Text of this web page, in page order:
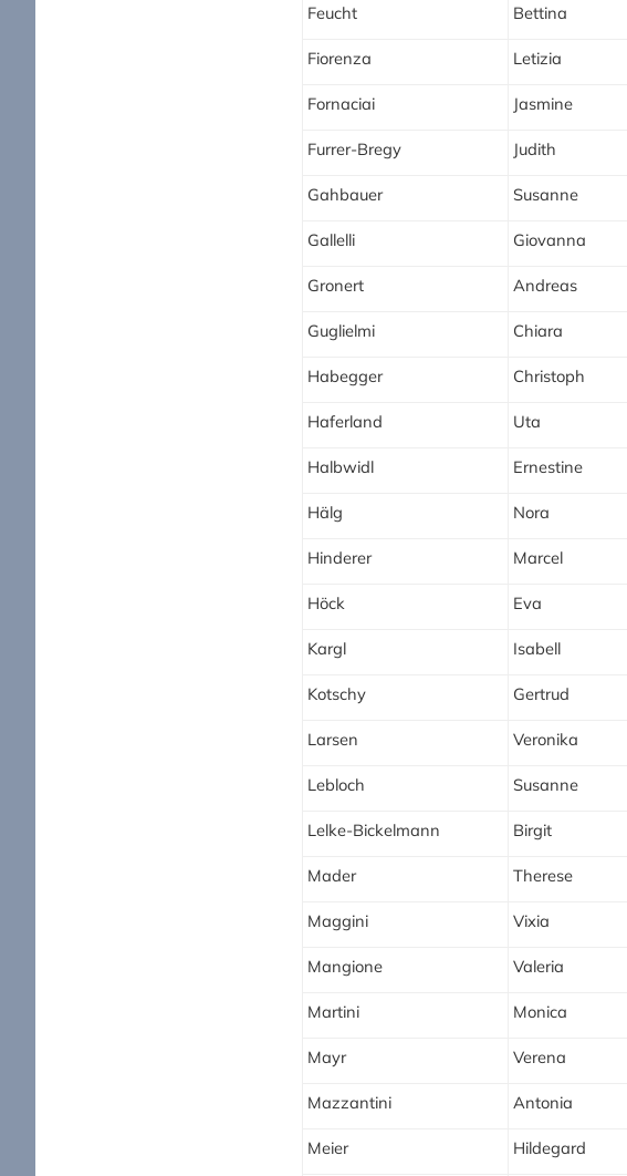
Feucht Bettina
Fiorenza Letizia
Fornaciai Jasmine
Furrer-Bregy Judith
Gahbauer Susanne
Gallelli Giovanna
Gronert Andreas
Guglielmi Chiara
Habegger Christoph
Haferland Uta
Halbwidl Ernestine
Hälg Nora
Hinderer Marcel
Höck Eva
Kargl Isabell
Kotschy Gertrud
Larsen Veronika
Lebloch Susanne
Lelke-Bickelmann Birgit
Mader Therese
Maggini Vixia
Mangione Valeria
Martini Monica
Mayr Verena
Mazzantini Antonia
Meier Hildegard